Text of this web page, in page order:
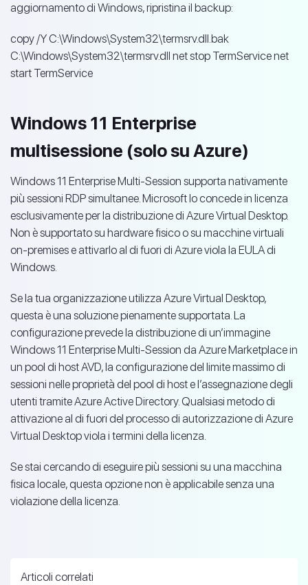
aggiornamento di Windows, ripristina il backup:
copy /Y C:\Windows\System32\termsrv.dll.bak
C:\Windows\System32\termsrv.dll net stop TermService net
start TermService
Windows 11 Enterprise
multisessione (solo su Azure)
Windows 11 Enterprise Multi-Session supporta nativamente
più sessioni RDP simultanee. Microsoft lo concede in licenza
esclusivamente per la distribuzione di Azure Virtual Desktop.
Non è supportato su hardware fisico o su macchine virtuali
on-premises e attivarlo al di fuori di Azure viola la EULA di
Windows.
Se la tua organizzazione utilizza Azure Virtual Desktop,
questa è una soluzione pienamente supportata. La
configurazione prevede la distribuzione di un’immagine
Windows 11 Enterprise Multi-Session da Azure Marketplace in
un pool di host AVD, la configurazione del limite massimo di
sessioni nelle proprietà del pool di host e l’assegnazione degli
utenti tramite Azure Active Directory. Qualsiasi metodo di
attivazione al di fuori del processo di autorizzazione di Azure
Virtual Desktop viola i termini della licenza.
Se stai cercando di eseguire più sessioni su una macchina
fisica locale, questa opzione non è applicabile senza una
violazione della licenza.
Articoli correlati